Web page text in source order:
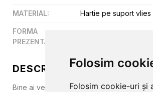
Folosim
Folosim cookie-uri și
DESCRIERE
Bine ai venit in lumea copiilor. Colectia
MATERIAL: Hartie pe suport
FORMA
PREZENTARE